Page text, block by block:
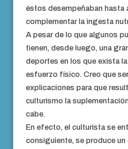
éstos desempeñaban hasta
complementar la ingesta
A pesar de lo que algunos
tienen, desde luego, una
deportes en los que exista
esfuerzo físico. Creo que
explicaciones para que
culturismo la
cabe.
En efecto, el culturista se
consiguiente, se produce